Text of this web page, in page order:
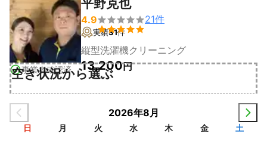
事業者確認済
平野克也
4.9

21件
実績31件
縦型洗濯機クリーニング
13,200円
空き状況から選ぶ
2026年8月
日 月 火 水 木 金 土